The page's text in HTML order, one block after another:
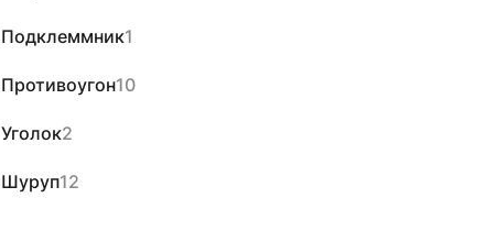
Подклеммник1
Противоугон10
Уголок2
Шуруп12